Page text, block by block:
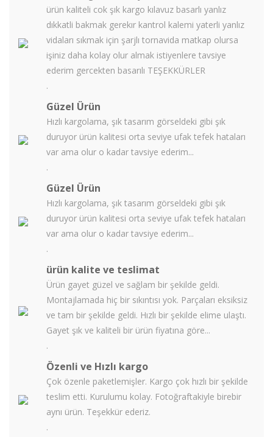
ürün kaliteli cok şık kargo kılavuz basarlı yanlız
dıkkatli bakmak gerekır kantrol kalemi yaterli yanlız
vidaları sıkmak için şarjlı tornavida matkap olursa
işiniz daha kolay olur almak istiyenlere tavsiye
ederim gercekten basarılı TEŞEKKÜRLER
.
Güzel Ürün
Hızlı kargolama, şık tasarım görseldeki gibi şık
duruyor ürün kalitesi orta seviye ufak tefek hataları
var ama olur o kadar tavsiye ederim...
.
Güzel Ürün
Hızlı kargolama, şık tasarım görseldeki gibi şık
duruyor ürün kalitesi orta seviye ufak tefek hataları
var ama olur o kadar tavsiye ederim...
.
ürün kalite ve teslimat
Ürün gayet güzel ve sağlam bir şekilde geldi.
Montajlamada hiç bir sıkıntısı yok. Parçaları eksiksiz
ve tam bir şekilde geldi. Hızlı bir şekilde elime ulaştı.
Gayet şık ve kaliteli bir ürün fiyatına göre...
.
Özenli ve Hızlı kargo
Çok özenle paketlemişler. Kargo çok hızlı bir şekilde
teslim etti. Kurulumu kolay. Fotoğraftakiyle birebir
aynı ürün. Teşekkür ederiz.
.